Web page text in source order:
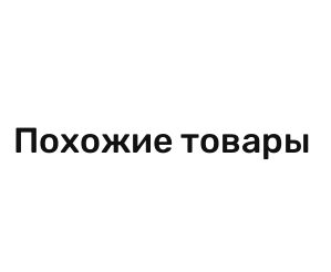
Похожие товары